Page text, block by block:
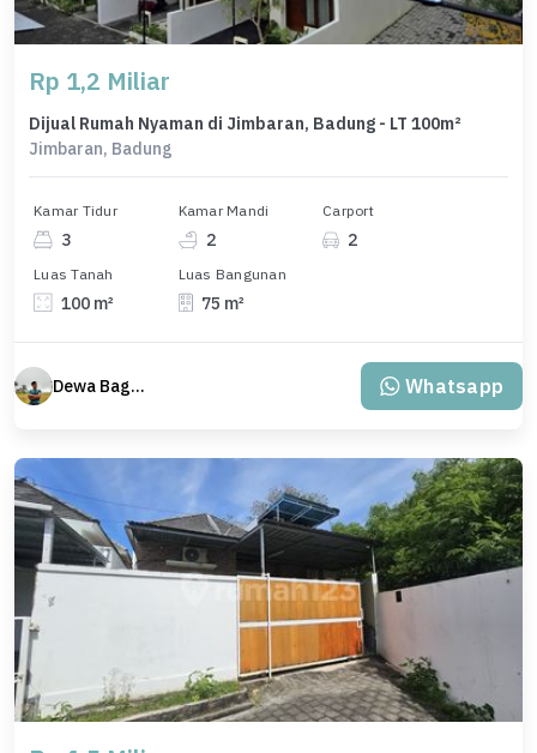
Rp 1,2 Miliar
Dijual Rumah Nyaman di Jimbaran, Badung - LT 100m²
Jimbaran, Badung
Kamar Tidur
3
Kamar Mandi
2
Carport
2
Luas Tanah
100 m²
Luas Bangunan
75 m²
Dewa Bagus Dwi Mantara Whatsapp